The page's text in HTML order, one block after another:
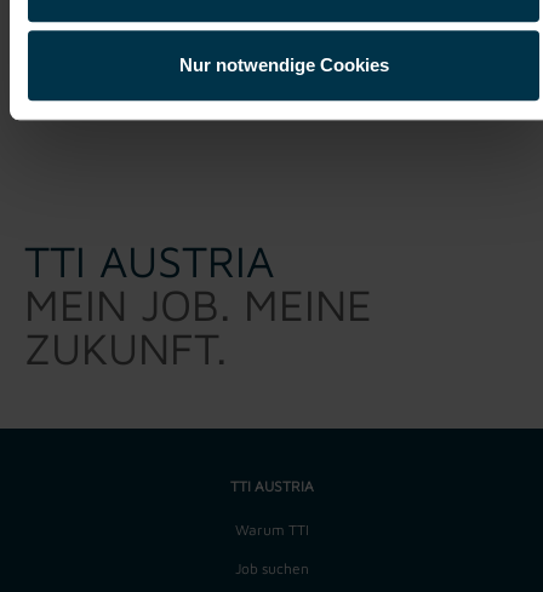
Nur notwendige Cookies
Job suchen
TTI AUSTRIA
MEIN JOB. MEINE
ZUKUNFT.
TTI AUSTRIA
Warum TTI
Job suchen